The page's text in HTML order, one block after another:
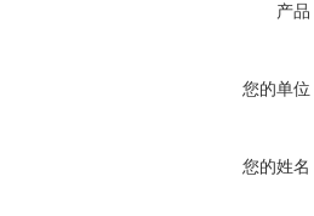
产品
您的单位
您的姓名